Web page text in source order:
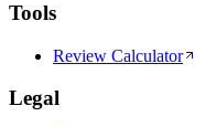
Tools
Review Calculator
Legal